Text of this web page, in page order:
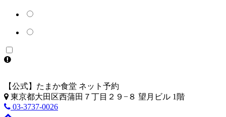
【公式】たまか食堂 ネット予約
東京都大田区西蒲田７丁目２９−８ 望月ビル 1階
03-3737-0026